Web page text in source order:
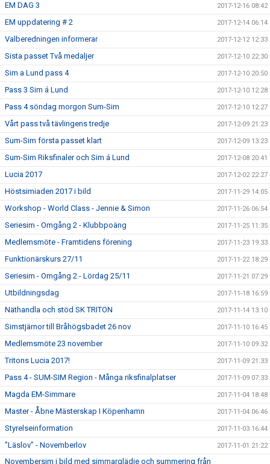
EM DAG 3 2017-12-16 08:42
EM uppdatering # 2 2017-12-14 06:14
Valberedningen informerar 2017-12-12 12:33
Sista passet Två medaljer 2017-12-10 22:30
Sim a Lund pass 4 2017-12-10 20:50
Pass 3 Sim á Lund 2017-12-10 12:28
Pass 4 söndag morgon Sum-Sim 2017-12-10 12:27
Vårt pass två tävlingens tredje 2017-12-09 21:23
Sum-Sim första passet klart 2017-12-09 13:23
Sum-Sim Riksfinaler och Sim á Lund 2017-12-08 20:41
Lucia 2017 2017-12-02 22:27
Höstsimiaden 2017 i bild 2017-11-29 14:05
Workshop - World Class - Jennie & Simon 2017-11-26 06:54
Seriesim - Omgång 2 - Klubbpoäng 2017-11-25 11:35
Medlemsmöte - Framtidens förening 2017-11-23 19:33
Funktionärskurs 27/11 2017-11-22 18:29
Seriesim - Omgång 2 - Lördag 25/11 2017-11-21 07:29
Utbildningsdag 2017-11-18 16:59
Näthandla och stöd SK TRITON 2017-11-14 13:10
Simstjärnor till Bråhögsbadet 26 nov 2017-11-10 16:45
Medlemsmöte 23 november 2017-11-10 09:32
Tritons Lucia 2017! 2017-11-09 21:33
Pass 4 - SUM-SIM Region - Många riksfinalplatser 2017-11-09 07:33
Magda EM-Simmare 2017-11-04 18:48
Master - Åbne Mästerskap I Köpenhamn 2017-11-04 06:46
Styrelseinformation 2017-11-03 16:44
”Läslov” - Novemberlov 2017-11-01 21:22
Novembersim i bild med simmarglädje och summering från